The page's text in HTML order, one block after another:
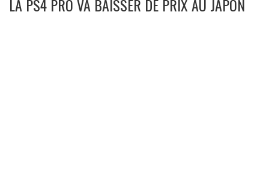
LA PS4 PRO VA BAISSER DE PRIX AU JAPON